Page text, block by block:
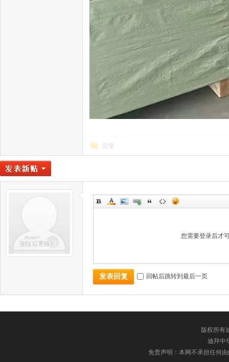
回复
您需要登录后才
发表回复 回帖后跳转到最后一页
版权所有
迪拜中
免责声明：本网不承担任何